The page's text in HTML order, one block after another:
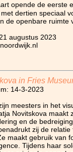
opende de eerste
dertien speciaal
de openbare ruimte
augustus 2023
in Fries
14-3-2023
meesters in het
Novitskova maakt
en de
zij de
maakt gebruik van
Tijdens haar